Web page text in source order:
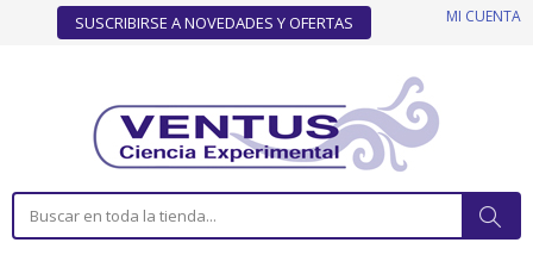
SUSCRIBIRSE A NOVEDADES Y OFERTAS MI CUENTA